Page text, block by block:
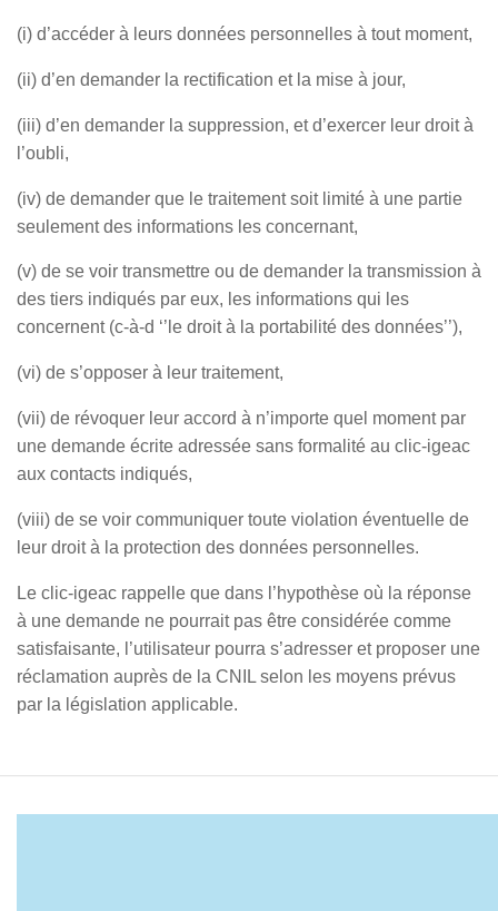
(i) d’accéder à leurs données personnelles à tout moment,
(ii) d’en demander la rectification et la mise à jour,
(iii) d’en demander la suppression, et d’exercer leur droit à
l’oubli,
(iv) de demander que le traitement soit limité à une partie
seulement des informations les concernant,
(v) de se voir transmettre ou de demander la transmission à
des tiers indiqués par eux, les informations qui les
concernent (c-à-d ‘’le droit à la portabilité des données’’),
(vi) de s’opposer à leur traitement,
(vii) de révoquer leur accord à n’importe quel moment par
une demande écrite adressée sans formalité au clic-igeac
aux contacts indiqués,
(viii) de se voir communiquer toute violation éventuelle de
leur droit à la protection des données personnelles.
Le clic-igeac rappelle que dans l’hypothèse où la réponse
à une demande ne pourrait pas être considérée comme
satisfaisante, l’utilisateur pourra s’adresser et proposer une
réclamation auprès de la CNIL selon les moyens prévus
par la législation applicable.